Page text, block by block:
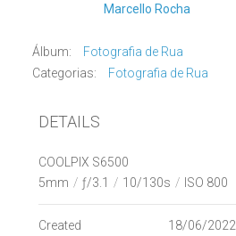
Marcello Rocha
Álbum:
Fotografia de Rua
Categorias:
Fotografia de Rua
DETAILS
COOLPIX S6500
5mm / ƒ/3.1 / 10/130s / ISO 800
Created 18/06/2022